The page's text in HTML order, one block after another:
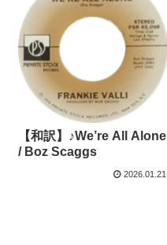
【和訳】♪We’re All Alone
/ Boz Scaggs
2026.01.21